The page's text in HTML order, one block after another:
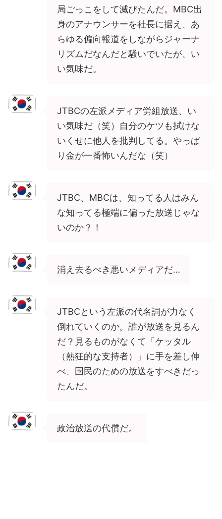
局ごっこをして滅びたんだ。MBC出
身のアナウンサーを社長に据え、あ
らゆる偏向報道をしながらジャーナ
リズムだなんだと騒いでいたが、い
い気味だ。
JTBCの左派メディア労組放送、い
い気味だ（笑）自分のケツも拭けな
いくせに他人を批判してる。やっぱ
り金が一番怖いんだな（笑）
JTBC、MBCは、知ってる人はみん
な知ってる極端に偏った放送じゃな
いのか？！
消え去るべき悪いメディアだ…
JTBCという左派の代名詞が力なく
倒れていくのか。誰が放送を見るん
だ？見るものがなくて「ケッタル
（熱狂的な支持者）」に手を差し伸
べ、国民のための放送をすべきだっ
たんだ。
政治放送の代償だ。